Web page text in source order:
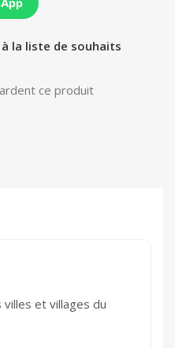
la liste de souhaits
ce produit
et villages du